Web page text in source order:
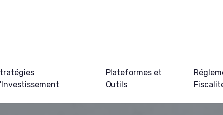
Plateformes et
Outils